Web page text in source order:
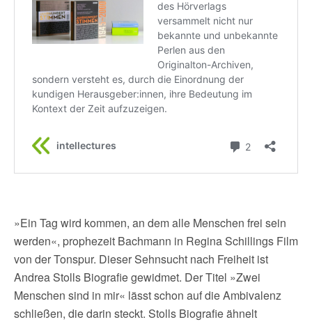
»Ein Tag wird kommen, an dem alle Menschen frei sein
werden«, prophezeit Bachmann in Regina Schillings Film
von der Tonspur. Dieser Sehnsucht nach Freiheit ist
Andrea Stolls Biografie gewidmet. Der Titel »Zwei
Menschen sind in mir« lässt schon auf die Ambivalenz
schließen, die darin steckt. Stolls Biografie ähnelt